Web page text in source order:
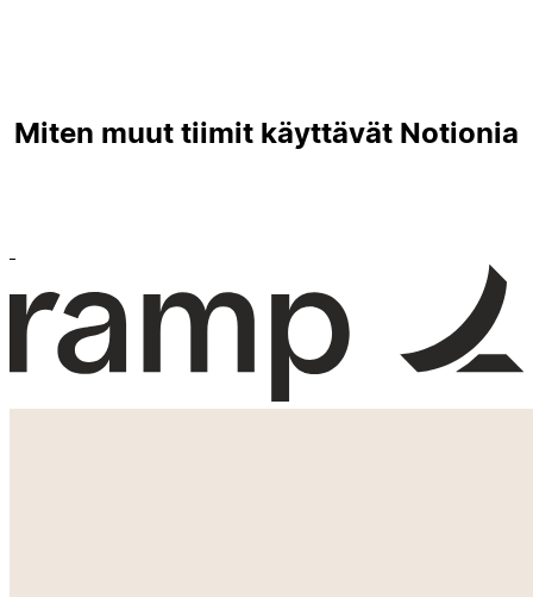
Miten muut tiimit käyttävät Notionia